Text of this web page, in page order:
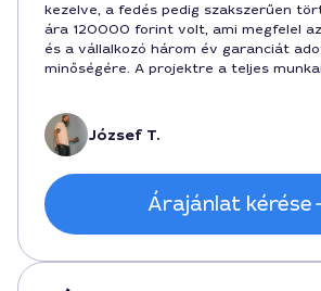
kezelve, a fedés pedig szakszerűen
ára 120000 forint volt, ami megfelel
és a vállalkozó három év garanciát
minőségére. A projektre a teljes
József T.
Árajánlat kérése